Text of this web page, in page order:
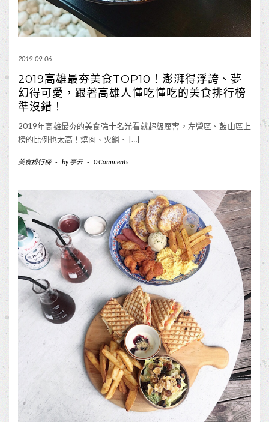
2019-09-06
2019高雄最夯美食TOP10！澎湃得浮誇、夢
幻得可愛，跟著高雄人懂吃懂吃的美食排行榜
準沒錯！
2019年高雄最夯的美食強十名光看就超級厲害，左營區、鼓山區上
榜的比例也太高！燒肉、火鍋、 […]
美食排行榜 - by亭云 - 0 Comments